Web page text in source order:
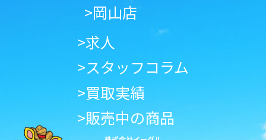
>岡山店
>求人
>スタッフコラム
>買取実績
>販売中の商品